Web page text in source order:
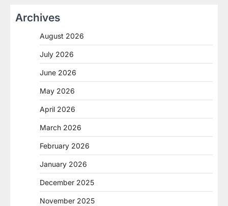
Archives
August 2026
July 2026
June 2026
May 2026
April 2026
March 2026
February 2026
January 2026
December 2025
November 2025